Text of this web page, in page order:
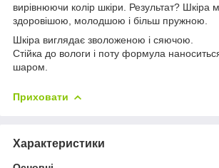
вирівнюючи колір шкіри. Результат? Шкіра
здоровішою, молодшою і більш пружною.
Шкіра виглядає зволоженою і сяючою.
Стійка до вологи і поту формула
шаром.
Приховати
Характеристики